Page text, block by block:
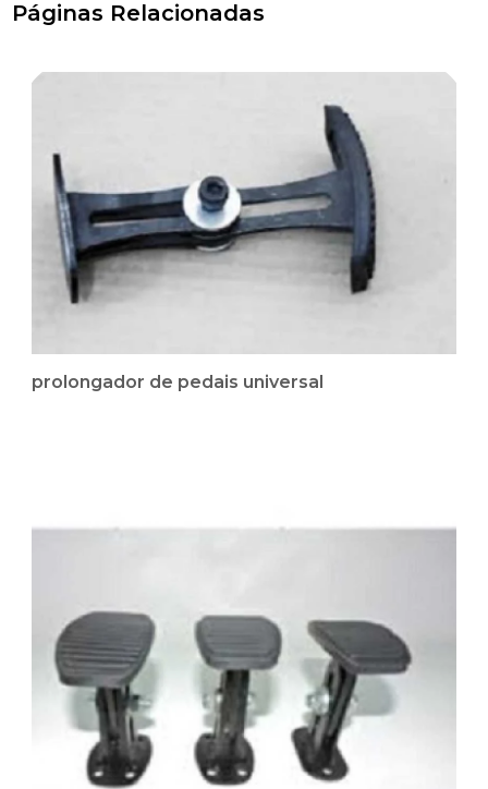
Páginas Relacionadas
prolongador de pedais universal